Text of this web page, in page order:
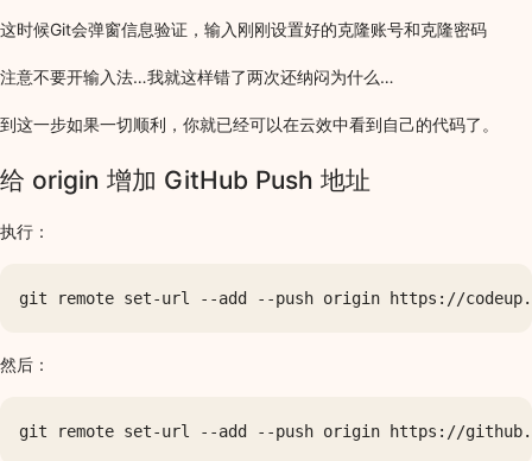
这时候Git会弹窗信息验证，输入刚刚设置好的克隆账号和克隆密码
注意不要开输入法…我就这样错了两次还纳闷为什么…
到这一步如果一切顺利，你就已经可以在云效中看到自己的代码了。
给 origin 增加 GitHub Push 地址
执行：
然后：